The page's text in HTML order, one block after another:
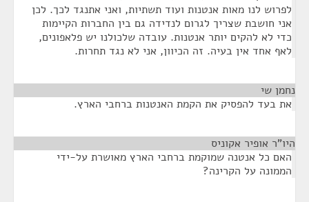
לפרוש לנו מאות אנטנות ועוד תשתיות, ואני אתנגד לכך. לכן
אני חושבת שצריך לגרום לנדידה גם בין החברות הקיימות
כדי לא להקים יותר אנטנות. עובדה שלכולנו יש פלאפונים,
לאף אחד אין בעיה. זה הכיוון, אני לא נגד תחרות.
נחמן שי
את בעד להפסיק את הקמת האנטנות ברחבי הארץ.
היו"ר אופיר אקוניס
האם כל אנטנה שמוקמת ברחבי הארץ מאושרת על-ידי
הממונה על הקרינה?